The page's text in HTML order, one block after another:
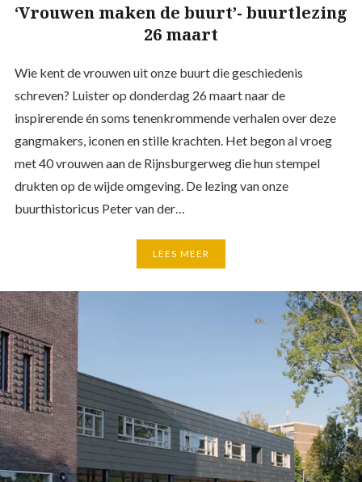
‘Vrouwen maken de buurt’- buurtlezing
26 maart
Wie kent de vrouwen uit onze buurt die geschiedenis
schreven? Luister op donderdag 26 maart naar de
inspirerende én soms tenenkrommende verhalen over deze
gangmakers, iconen en stille krachten. Het begon al vroeg
met 40 vrouwen aan de Rijnsburgerweg die hun stempel
drukten op de wijde omgeving. De lezing van onze
buurthistoricus Peter van der…
LEES MEER